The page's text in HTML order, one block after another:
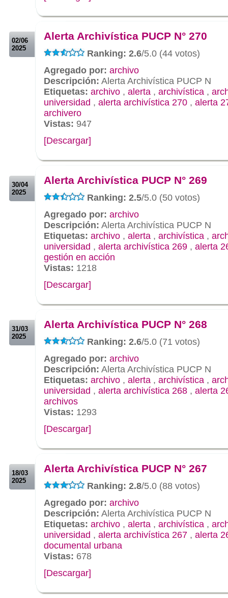
02/06
2025
Alerta Archivística PUCP N° 270
Ranking: 2.6/5.0 (44 votos)
Agregado por: archivo
Descripción: Alerta Archivística PUCP N
Etiquetas: archivo , alerta , archivística ,
universidad , alerta archivística 270 , alerta
archivero
Vistas: 947
[Descargar]
30/04
2025
Alerta Archivística PUCP N° 269
Ranking: 2.5/5.0 (50 votos)
Agregado por: archivo
Descripción: Alerta Archivística PUCP N
Etiquetas: archivo , alerta , archivística ,
universidad , alerta archivística 269 , alerta
gestión en acción
Vistas: 1218
[Descargar]
31/03
2025
Alerta Archivística PUCP N° 268
Ranking: 2.6/5.0 (71 votos)
Agregado por: archivo
Descripción: Alerta Archivística PUCP N
Etiquetas: archivo , alerta , archivística ,
universidad , alerta archivística 268 , alerta
archivos
Vistas: 1293
[Descargar]
18/03
2025
Alerta Archivística PUCP N° 267
Ranking: 2.8/5.0 (88 votos)
Agregado por: archivo
Descripción: Alerta Archivística PUCP N
Etiquetas: archivo , alerta , archivística ,
universidad , alerta archivística 267 , alerta
documental urbana
Vistas: 678
[Descargar]